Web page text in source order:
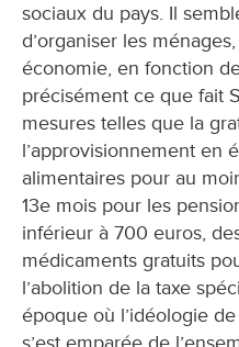
sociaux du pays. Il
d’organiser les
économie, en fonction
précisément ce que fait
mesures telles que la
l’approvisionnement en
alimentaires pour au
13e mois pour les
inférieur à 700 euros,
médicaments gratuits
l’abolition de la taxe
époque où l’idéologie